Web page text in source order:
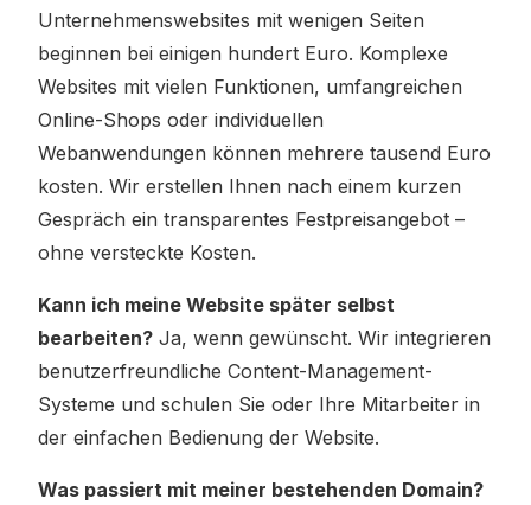
Unternehmenswebsites mit wenigen Seiten
beginnen bei einigen hundert Euro. Komplexe
Websites mit vielen Funktionen, umfangreichen
Online-Shops oder individuellen
Webanwendungen können mehrere tausend Euro
kosten. Wir erstellen Ihnen nach einem kurzen
Gespräch ein transparentes Festpreisangebot –
ohne versteckte Kosten.
Kann ich meine Website später selbst
bearbeiten? Ja, wenn gewünscht. Wir integrieren
benutzerfreundliche Content-Management-
Systeme und schulen Sie oder Ihre Mitarbeiter in
der einfachen Bedienung der Website.
Was passiert mit meiner bestehenden Domain?